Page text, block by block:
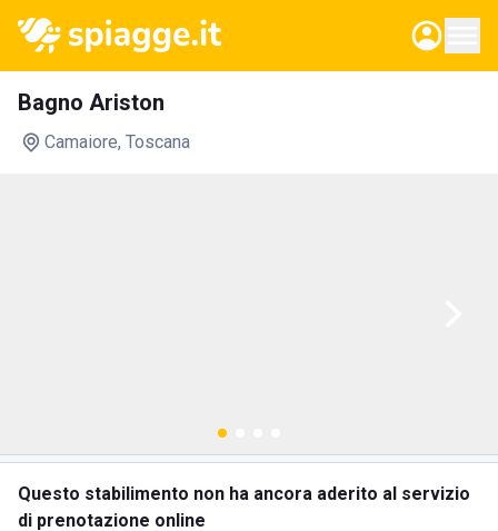
Bagno Ariston
Camaiore, Toscana
Questo stabilimento non ha ancora aderito al servizio
di prenotazione online